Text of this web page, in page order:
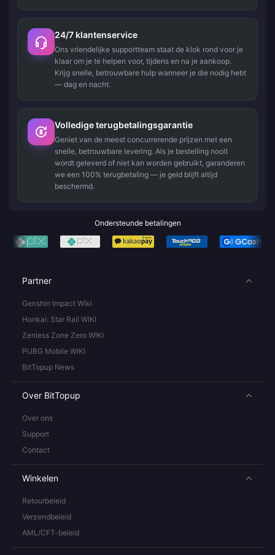
24/7 klantenservice
Ons vriendelijke supportteam staat de klok rond voor je
klaar om je te helpen voor, tijdens en na je aankoop.
Krijg snelle, betrouwbare hulp wanneer je die nodig hebt
— dag en nacht.
Volledige terugbetalingsgarantie
Geniet van de meest concurrerende prijzen met een
snelle, betrouwbare levering. Als je bestelling nooit
wordt geleverd of niet kan worden gebruikt, garanderen
we een 100% terugbetaling — je geld blijft altijd
beschermd.
Ondersteunde betalingen
Partner
Genshin Impact Wiki
Honkai: Star Rail WIKI
Zenless Zone Zero WIKI
PUBG Mobile WIKI
BitTopup News
Over BitTopup
Over ons
Support
Contact
Winkelen
Retourbeleid
Verzendbeleid
AML/CFT-beleid